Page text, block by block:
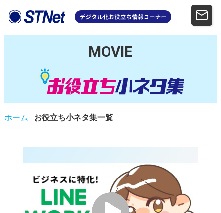
MOVIE
ホーム お役立ち小ネタ集一覧